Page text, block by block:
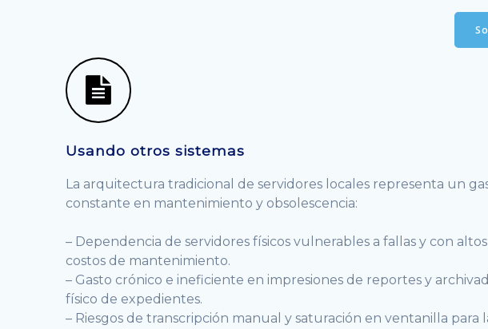
Usando otros sistemas
La arquitectura tradicional de servidores locales representa un
constante en mantenimiento y obsolescencia:
– Dependencia de servidores físicos vulnerables a fallas y con altos
costos de mantenimiento.
– Gasto crónico e ineficiente en impresiones de reportes y
físico de expedientes.
– Riesgos de transcripción manual y saturación en ventanilla para